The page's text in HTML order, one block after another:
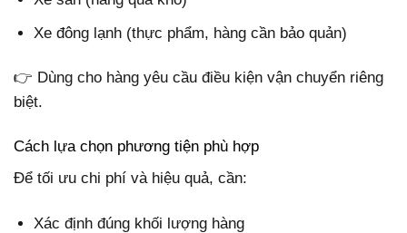
Xe đông lạnh (thực phẩm, hàng cần bảo quản)
👉 Dùng cho hàng yêu cầu điều kiện vận chuyển riêng
biệt.
Cách lựa chọn phương tiện phù hợp
Để tối ưu chi phí và hiệu quả, cần:
Xác định đúng khối lượng hàng